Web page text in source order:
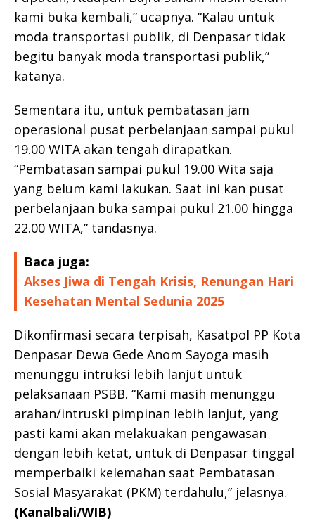
kami buka kembali,” ucapnya. “Kalau untuk
moda transportasi publik, di Denpasar tidak
begitu banyak moda transportasi publik,”
katanya.
Sementara itu, untuk pembatasan jam
operasional pusat perbelanjaan sampai pukul
19.00 WITA akan tengah dirapatkan.
“Pembatasan sampai pukul 19.00 Wita saja
yang belum kami lakukan. Saat ini kan pusat
perbelanjaan buka sampai pukul 21.00 hingga
22.00 WITA,” tandasnya.
Baca juga:
Akses Jiwa di Tengah Krisis, Renungan Hari
Kesehatan Mental Sedunia 2025
Dikonfirmasi secara terpisah, Kasatpol PP Kota
Denpasar Dewa Gede Anom Sayoga masih
menunggu intruksi lebih lanjut untuk
pelaksanaan PSBB. “Kami masih menunggu
arahan/intruski pimpinan lebih lanjut, yang
pasti kami akan melakuakan pengawasan
dengan lebih ketat, untuk di Denpasar tinggal
memperbaiki kelemahan saat Pembatasan
Sosial Masyarakat (PKM) terdahulu,” jelasnya.
(Kanalbali/WIB)